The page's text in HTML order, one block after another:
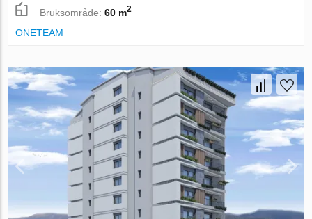
Bruksområde:60 m2
ONETEAM